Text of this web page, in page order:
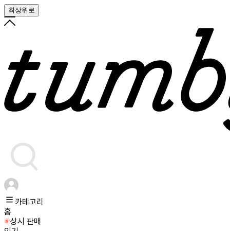
최상위로
카테고리
홈
상시 판매